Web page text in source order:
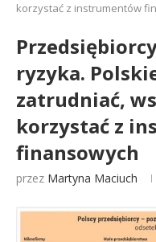
korzystać z instrumentów
ryzyka.
zatrudniać,
korzystać z
finansowych
przez Martyna Maciuch